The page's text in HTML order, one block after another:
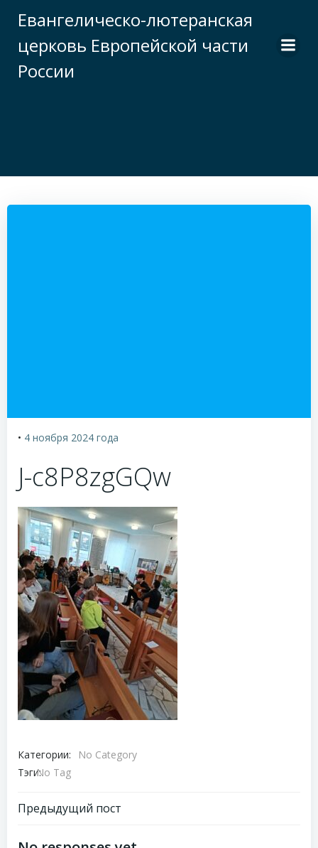
к
содержимому
Евангелическо-лютеранская
церковь Европейской части
России
• 4 ноября 2024 года
J-c8P8zgGQw
Категории:
No Category
Тэги:No Tag
Навигация
Предыдущий пост